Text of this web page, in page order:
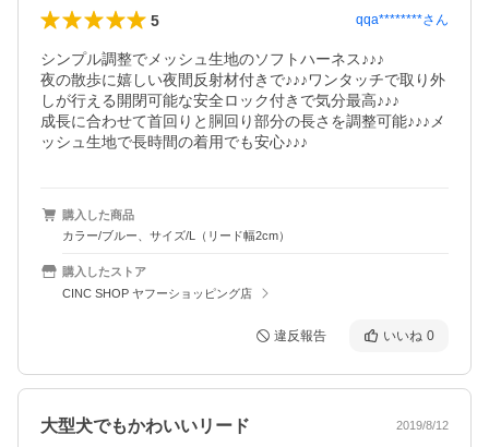
5 qqa********さん
シンプル調整でメッシュ生地のソフトハーネス♪♪♪
夜の散歩に嬉しい夜間反射材付きで♪♪♪ワンタッチで取り外
しが行える開閉可能な安全ロック付きで気分最高♪♪♪
成長に合わせて首回りと胴回り部分の長さを調整可能♪♪♪メ
購入した商品
カラー/ブルー、サイズ/L（リード幅2cm）
購入したストア
CINC SHOP ヤフーショッピング店
違反報告 いいね 0
大型犬でもかわいいリード 2019/8/12